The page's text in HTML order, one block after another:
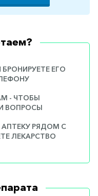
БРОНИРУЕТЕ ЕГО
- ЧТОБЫ
ВОПРОСЫ
РЯДОМ С
ЛЕКАРСТВО